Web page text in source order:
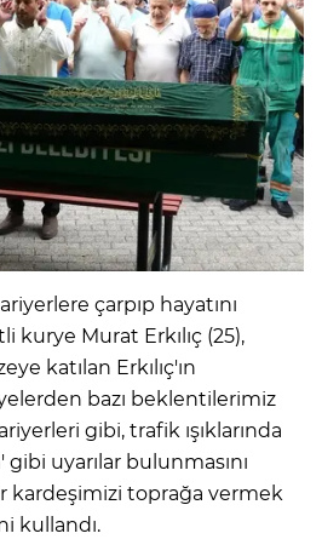
çarpıp hayatını
Murat Erkılıç (25),
katılan Erkılıç'ın
bazı beklentilerimiz
gibi, trafik ışıklarında
uyarılar bulunmasını
kardeşimizi toprağa vermek
kullandı.